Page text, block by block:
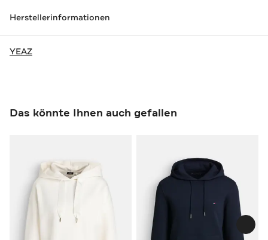
Herstellerinformationen
YEAZ
Das könnte Ihnen auch gefallen